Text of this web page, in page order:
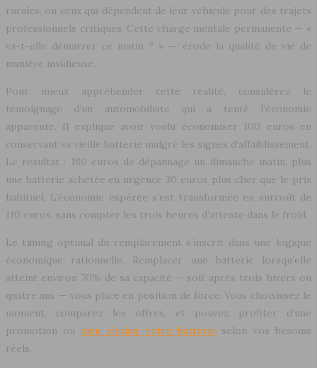
rurales, ou ceux qui dépendent de leur véhicule pour des trajets
professionnels critiques. Cette charge mentale permanente — «
va-t-elle démarrer ce matin ? » — érode la qualité de vie de
manière insidieuse.
Pour mieux appréhender cette réalité, considérez le
témoignage d’un automobiliste qui a tenté l’économie
apparente. Il explique avoir voulu économiser 100 euros en
conservant sa vieille batterie malgré les signes d’affaiblissement.
Le résultat : 180 euros de dépannage un dimanche matin, plus
une batterie achetée en urgence 30 euros plus cher que le prix
habituel. L’économie espérée s’est transformée en surcoût de
110 euros, sans compter les trois heures d’attente dans le froid.
Le timing optimal du remplacement s’inscrit dans une logique
économique rationnelle. Remplacer une batterie lorsqu’elle
atteint environ 70% de sa capacité — soit après trois hivers ou
quatre ans — vous place en position de force. Vous choisissez le
moment, comparez les offres, et pouvez profiter d’une
promotion oubien choisir votre batterie selon vos besoins
réels.